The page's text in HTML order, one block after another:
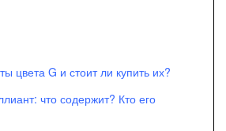
цвета G и стоит ли купить их?
что содержит? Кто его